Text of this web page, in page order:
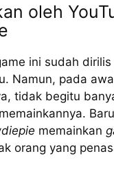
oleh
ini sudah
Namun, pada
tidak begitu
memainkan
orang yang